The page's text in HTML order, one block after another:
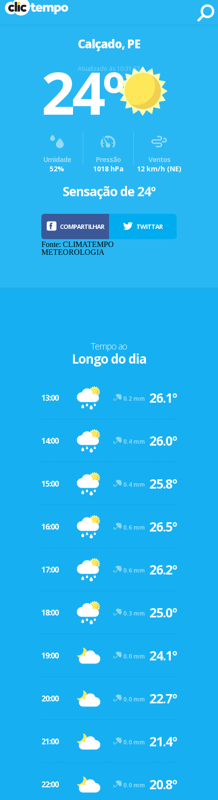
Calçado, PE
Fonte: CLIMATEMPO METEOROLOGIA
Atualizado às 10:31:37
24º
Umidade
52%
Pressão
1018 hPa
Ventos
12 km/h (NE)
Sensação de 24º
COMPARTILHAR TWITTAR
Fonte: CLIMATEMPO
METEOROLOGIA
Tempo ao
Longo do dia
13:00 0.2 mm 26.1º
14:00 0.4 mm 26.0º
15:00 0.4 mm 25.8º
16:00 0.6 mm 26.5º
17:00 0.6 mm 26.2º
18:00 0.3 mm 25.0º
19:00 0.0 mm 24.1º
20:00 0.0 mm 22.7º
21:00 0.0 mm 21.4º
22:00 0.0 mm 20.8º